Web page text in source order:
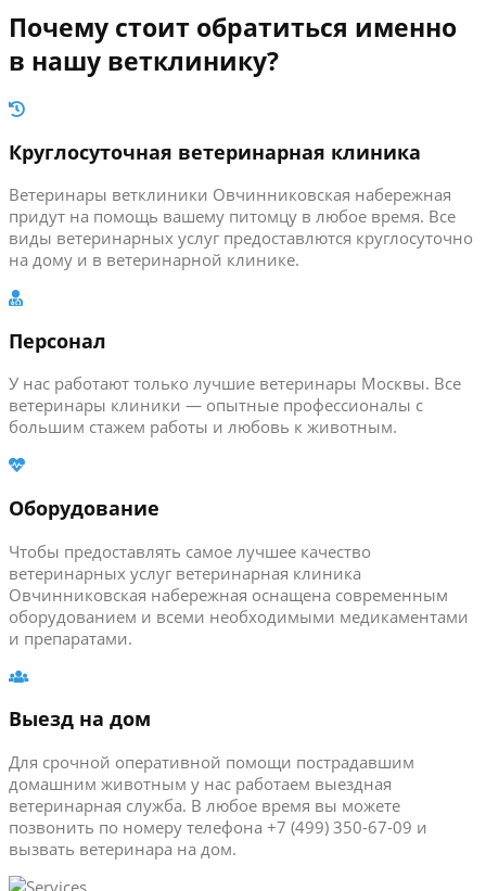
Почему стоит обратиться именно
в нашу ветклинику?
Круглосуточная ветеринарная клиника
Ветеринары ветклиники Овчинниковская набережная
придут на помощь вашему питомцу в любое время. Все
виды ветеринарных услуг предоставлются круглосуточно
на дому и в ветеринарной клинике.
Персонал
У нас работают только лучшие ветеринары Москвы. Все
ветеринары клиники — опытные профессионалы с
большим стажем работы и любовь к животным.
Оборудование
Чтобы предоставлять самое лучшее качество
ветеринарных услуг ветеринарная клиника
Овчинниковская набережная оснащена современным
оборудованием и всеми необходимыми медикаментами
и препаратами.
Выезд на дом
Для срочной оперативной помощи пострадавшим
домашним животным у нас работаем выездная
ветеринарная служба. В любое время вы можете
позвонить по номеру телефона +7 (499) 350-67-09 и
вызвать ветеринара на дом.